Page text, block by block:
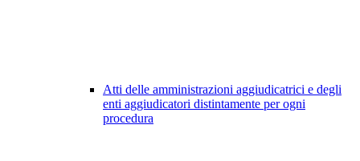
Atti delle amministrazioni aggiudicatrici e degli
enti aggiudicatori distintamente per ogni
procedura